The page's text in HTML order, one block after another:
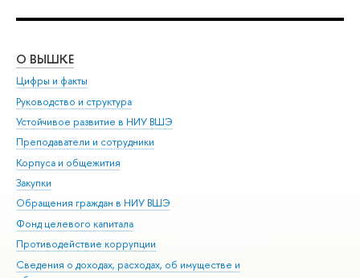
О ВЫШКЕ
Цифры и факты
Руководство и структура
Устойчивое развитие в НИУ ВШЭ
Преподаватели и сотрудники
Корпуса и общежития
Закупки
Обращения граждан в НИУ ВШЭ
Фонд целевого капитала
Противодействие коррупции
Сведения о доходах, расходах, об имуществе и